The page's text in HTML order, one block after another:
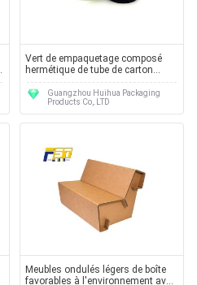
Vert de empaquetage composé
hermétique de tube de carton
réutilisé pour le thé
Guangzhou Huihua Packaging
Products Co,.LTD
Meubles ondulés légers de boîte
favorables à l'environnement avec